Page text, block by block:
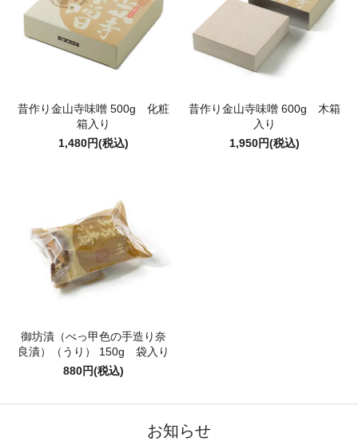
昔作り金山寺味噌 500g 化粧
箱入り
1,480円(税込)
昔作り金山寺味噌 600g 木箱
入り
1,950円(税込)
御坊漬（べっ甲色の手造り奈
良漬）（うり） 150g 袋入り
880円(税込)
お知らせ